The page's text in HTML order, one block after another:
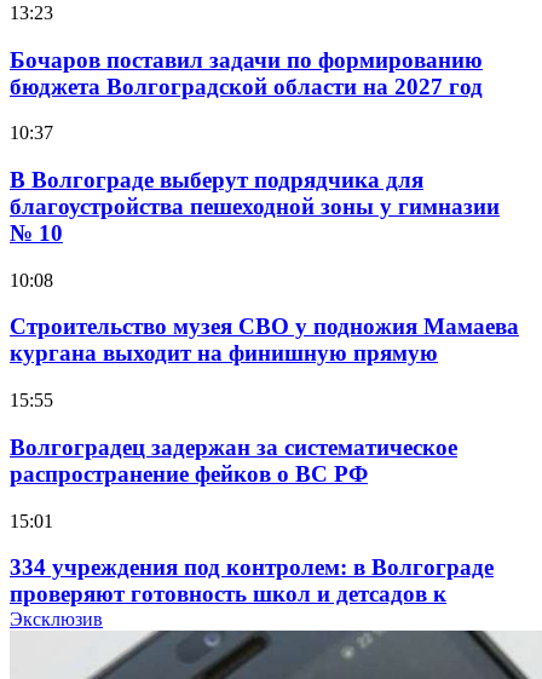
13:23
Бочаров поставил задачи по формированию
бюджета Волгоградской области на 2027 год
10:37
В Волгограде выберут подрядчика для
благоустройства пешеходной зоны у гимназии
№ 10
10:08
Строительство музея СВО у подножия Мамаева
кургана выходит на финишную прямую
15:55
Волгоградец задержан за систематическое
распространение фейков о ВС РФ
15:01
334 учреждения под контролем: в Волгограде
проверяют готовность школ и детсадов к
учебному году
Эксклюзив